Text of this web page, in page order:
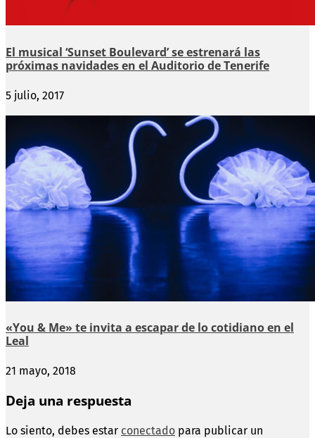
El musical ‘Sunset Boulevard’ se estrenará las
próximas navidades en el Auditorio de Tenerife
5 julio, 2017
«You & Me» te invita a escapar de lo cotidiano en el
Leal
21 mayo, 2018
Deja una respuesta
Lo siento, debes estar conectado para publicar un